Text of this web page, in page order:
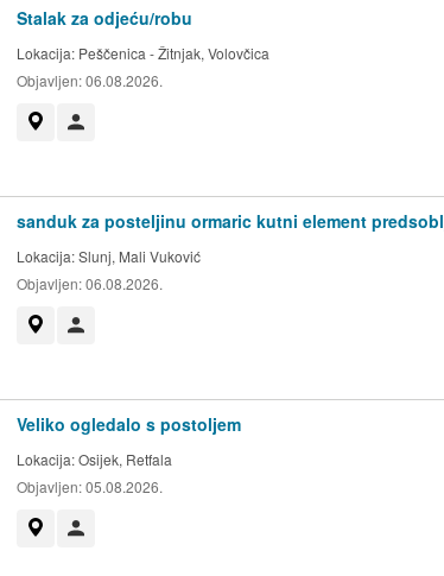
Stalak za odjeću/robu
Lokacija: Peščenica - Žitnjak, Volovčica
Objavljen:06.08.2026.
sanduk za posteljinu ormaric kutni element
Lokacija:Slunj, Mali Vuković
Objavljen:06.08.2026.
Veliko ogledalo s postoljem
Lokacija:Osijek, Retfala
Objavljen:05.08.2026.